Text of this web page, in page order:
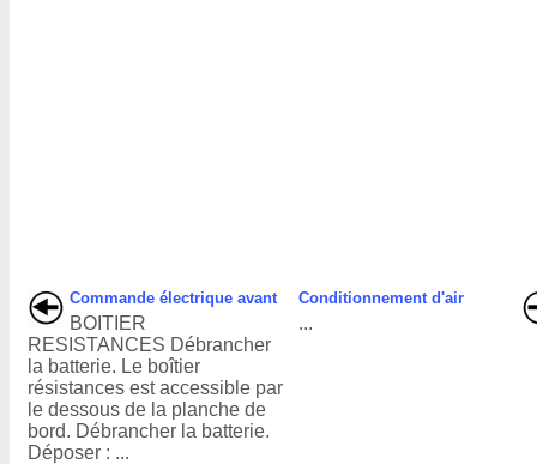
Commande électrique avant
BOITIER
RESISTANCES Débrancher
la batterie. Le boîtier
résistances est accessible par
le dessous de la planche de
bord. Débrancher la batterie.
Déposer : ...
Conditionnement d'air
...